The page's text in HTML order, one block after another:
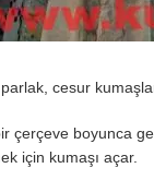
cesur
çerçeve boyunca
için kumaşı açar.